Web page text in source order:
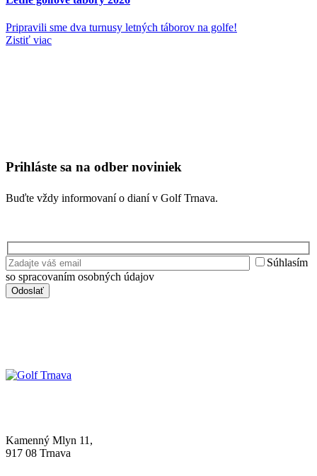
Pripravili sme dva turnusy letných táborov na golfe!
Zistiť viac
Prihláste sa na odber noviniek
Buďte vždy informovaní o dianí v Golf Trnava.
Súhlasím
so spracovaním osobných údajov
Kamenný Mlyn 11,
917 08 Trnava